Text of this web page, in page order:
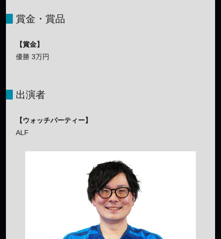
賞金・賞品
【賞金】
優勝 3万円
出演者
【ウォッチパーティー】
ALF